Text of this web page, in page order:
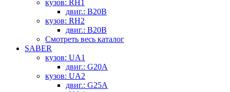
кузов: RH1
двиг.: B20B
кузов: RH2
двиг.: B20B
Смотреть весь каталог
SABER
кузов: UA1
двиг.: G20A
кузов: UA2
двиг.: G25A